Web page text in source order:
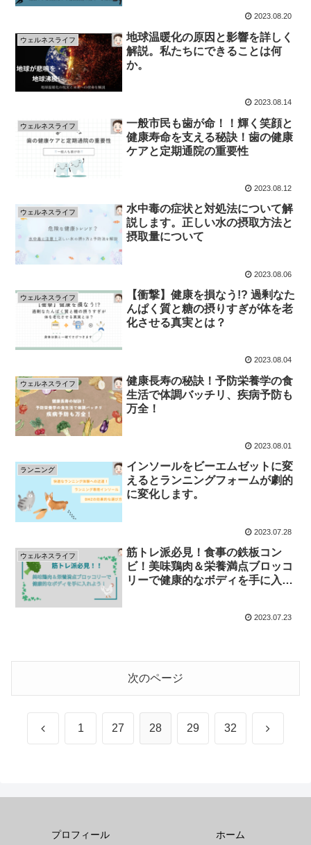
2023.08.20
ウェルネスライフ
地球温暖化の原因と影響を詳しく
解説。私たちにできることは何
か。
2023.08.14
ウェルネスライフ
一般市民も歯が命！！輝く笑顔と
健康寿命を支える秘訣！歯の健康
ケアと定期通院の重要性
2023.08.12
ウェルネスライフ
水中毒の症状と対処法について解
説します。正しい水の摂取方法と
摂取量について
2023.08.06
ウェルネスライフ
【衝撃】健康を損なう!? 過剰なた
んぱく質と糖の摂りすぎが体を老
化させる真実とは？
2023.08.04
ウェルネスライフ
健康長寿の秘訣！予防栄養学の食
生活で体調バッチリ、疾病予防も
万全！
2023.08.01
ランニング
インソールをビーエムゼットに変
えるとランニングフォームが劇的
に変化します。
2023.07.28
ウェルネスライフ
筋トレ派必見！食事の鉄板コン
ビ！美味鶏肉＆栄養満点ブロッコ
リーで健康的なボディを手に入れ
2023.07.23
次のページ
前 1 27 28 29 32 次
プロフィール ホーム